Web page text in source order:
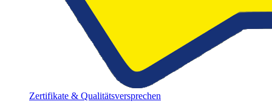
Zertifikate & Qualitätsversprechen